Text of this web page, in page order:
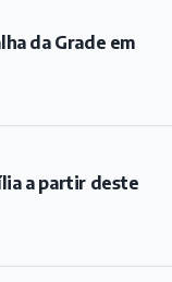
da Grade em
a partir deste